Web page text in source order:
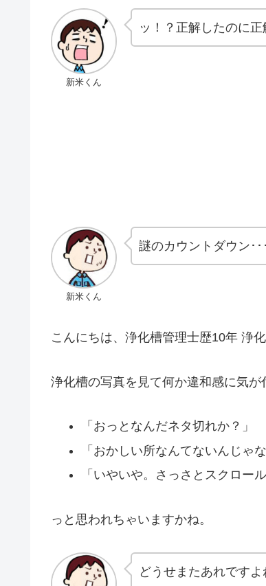
新米くん
ッ！？正解したのに
新米くん
謎のカウントダウン･･･
こんにちは、浄化槽管理士歴10年 浄
浄化槽の写真を見て何か違和感に気が
「おっとなんだネタ切れか？」
「おかしい所なんてないんじゃな
「いやいや。さっさとスクロー
っと思われちゃいますかね。
どうせまたあれですよ